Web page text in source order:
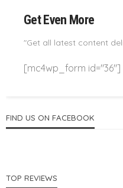
Get Even More
"Get all latest content
[mc4wp_form id="36"]
FIND US ON FACEBOOK
TOP REVIEWS